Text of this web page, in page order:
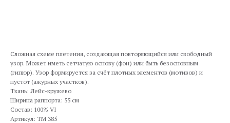
Сложная схеме плетения, создающая повторяющийся или свободный
узор. Может иметь сетчатую основу (фон) или быть безосновным
(гипюр). Узор формируется за счёт плотных элементов (мотивов) и
пустот (ажурных участков).
Ткань: Лейс-кружево
Ширина раппорта: 55 см
Состав: 100% VI
Артикул: TM 385